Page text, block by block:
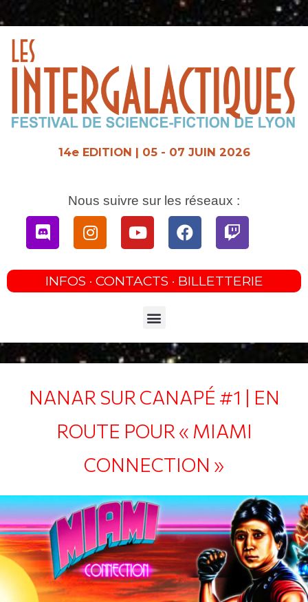
au
14e EDITION | 05 - 07 JUIN 2026
Nous suivre sur les réseaux :
DiscordInstagramYoutubeFacebookTwitch
INFOS · CONTACTS · BILLETTERIE
Menu
NANAR SUR CANAPÉ #1 | EN
ROUTE POUR « MIAMI
CONNECTION »